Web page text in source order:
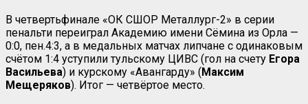
В четвертьфинале «ОК СШОР Металлург-2» в серии
пенальти переиграл Академию имени Сёмина из Орла —
0:0, пен.4:3, а в медальных матчах липчане с одинаковым
счётом 1:4 уступили тульскому ЦИВС (гол на счету Егора
Васильева) и курскому «Авангарду» (Максим
Мещеряков). Итог — четвёртое место.